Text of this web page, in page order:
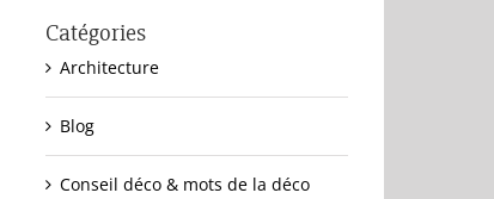
Catégories
Architecture
Blog
Conseil déco & mots de la déco